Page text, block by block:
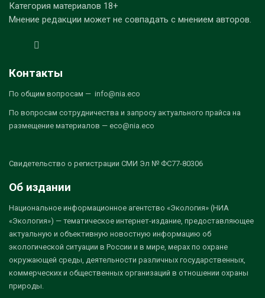
Категория материалов 18+
Мнение редакции может не совпадать с мнением авторов.
Контакты
По общим вопросам — info@nia.eco
По вопросам сотрудничества и запросу актуального прайса на
размещение материалов — eco@nia.eco
Свидетельство о регистрации СМИ Эл № ФС77-80306
Об издании
Национальное информационное агентство «Экология» (НИА
«Экология») — тематическое интернет-издание, предоставляющее
актуальную и объективную новостную информацию об
экологической ситуации в России и в мире, мерах по охране
окружающей среды, деятельности различных государственных,
коммерческих и общественных организаций в отношении охраны
природы.